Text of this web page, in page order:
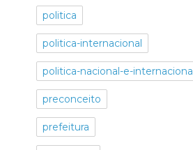
politica
politica-internacional
politica-nacional-e-internacional
preconceito
prefeitura